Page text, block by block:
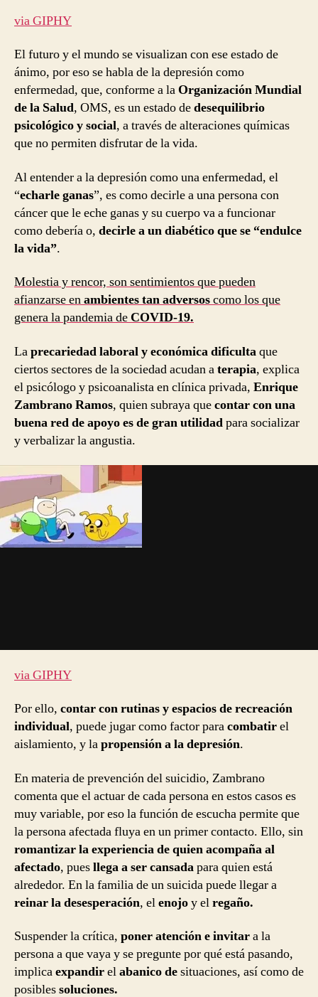
via GIPHY
El futuro y el mundo se visualizan con ese estado de
ánimo, por eso se habla de la depresión como
enfermedad, que, conforme a la Organización Mundial
de la Salud, OMS, es un estado dedesequilibrio
psicológico y social, a través de alteraciones químicas
que no permiten disfrutar de la vida.
Al entender a la depresión como una enfermedad, el
“echarle ganas”, es como decirle a una persona con
cáncer que le eche ganas y su cuerpo va a funcionar
como debería o, decirle a un diabético que se “endulce
la vida”.
Molestia y rencor, son sentimientos que pueden
afianzarse enambientes tan adversoscomo los que
genera la pandemia de COVID-19.
Laprecariedad laboral y económica dificultaque
ciertos sectores de la sociedad acudan aterapia, explica
el psicólogo y psicoanalista en clínica privada, Enrique
Zambrano Ramos, quien subraya quecontar con una
buena red de apoyo es de gran utilidadpara socializar
y verbalizar la angustia.
via GIPHY
Por ello, contar con rutinas y espacios de recreación
individual, puede jugar como factor paracombatirel
aislamiento, y lapropensión a la depresión.
En materia de prevención del suicidio, Zambrano
comenta que el actuar de cada persona en estos casos es
muy variable, por eso la función de escucha permite que
la persona afectada fluya en un primer contacto. Ello, sin
romantizar la experiencia de quien acompaña al
afectado, puesllega a ser cansadapara quien está
alrededor. En la familia de un suicida puede llegar a
reinar la desesperación, elenojoy elregaño.
Suspender la crítica, poner atención e invitara la
persona a que vaya y se pregunte por qué está pasando,
implicaexpandirelabanico desituaciones, así como de
posiblessoluciones.